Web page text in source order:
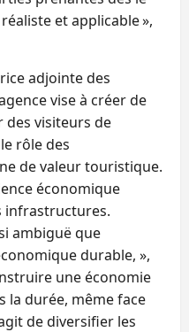
et applicable »,
adjointe des
vise à créer de
des visiteurs de
rôle des
de valeur touristique.
économique
infrastructures.
ambiguë que
durable, »,
une économie
la durée, même face
de diversifier les